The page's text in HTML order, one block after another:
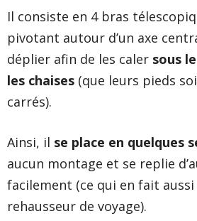
Il consiste en 4 bras
pivotant autour d’un axe
déplier afin de les caler sous
les chaises (que leurs pieds
carrés).
Ainsi, il se place en quelques
aucun montage et se replie
facilement (ce qui en fait
rehausseur de voyage).